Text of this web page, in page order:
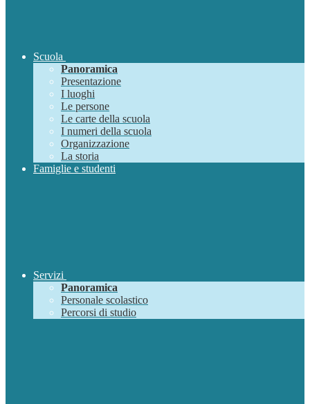
Scuola
Panoramica
Presentazione
I luoghi
Le persone
Le carte della scuola
I numeri della scuola
Organizzazione
La storia
Famiglie e studenti
Servizi
Panoramica
Personale scolastico
Percorsi di studio